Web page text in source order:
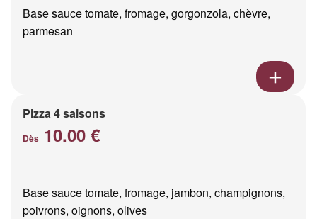
Base sauce tomate, fromage, gorgonzola, chèvre,
parmesan
Pizza 4 saisons
Dès 10.00 €
Base sauce tomate, fromage, jambon, champignons,
poivrons, oignons, olives